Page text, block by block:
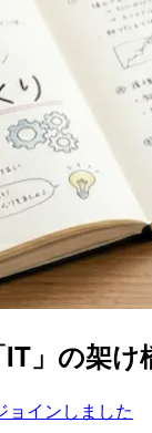
IT」の架
ョインしました